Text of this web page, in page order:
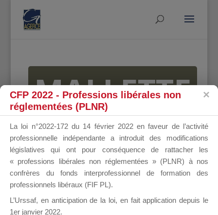
MALLETTE
DU
DIRIGEANT
CFP 2022 - Professions libérales non
réglementées (PLNR)
La loi n°2022-172 du 14 février 2022 en faveur de l’activité
professionnelle indépendante a introduit des modifications
législatives qui ont pour conséquence de rattacher les
« professions libérales non réglementées » (PLNR) à nos
confrères du fonds interprofessionnel de formation des
professionnels libéraux (FIF PL).
L’Urssaf, en anticipation de la loi, en fait application depuis le
1er janvier 2022.